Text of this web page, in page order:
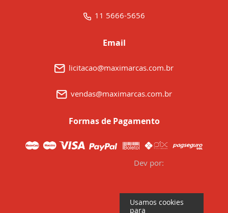
Usamos cookies
para
11 5666-5656
Email
licitacao@maximarcas.com.br
vendas@maximarcas.com.br
Formas de Pagamento
Dev por: